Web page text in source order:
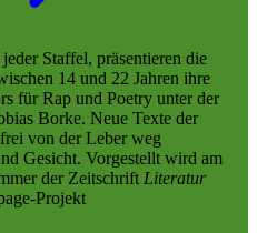
Staffel, präsentieren die
14 und 22 Jahren ihre
für Rap und Poetry unter der
Borke. Neue Texte der
von der Leber weg
Gesicht. Vorgestellt wird am
der Zeitschrift Literatur
Projekt